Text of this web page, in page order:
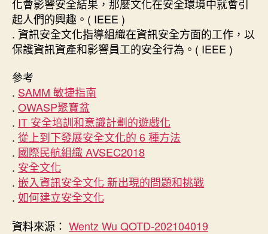
化會影響安全結果，那麼文化在安全環境中就會引
起人們的興趣。( IEEE )
. 資訊安全文化指導組織在資訊安全方面的工作，以
保護資訊資產和影響員工的安全行為。( IEEE )
參考
. SAMM 敏捷指南
. OWASP聚寶盆
. IT 安全培訓和意識計劃的遊戲化
. 從上到下發展安全文化的 6 種方法
. 國際民航組織 AVSEC2018
. 安全文化
. 嵌入資訊安全文化 新出現的問題和挑戰
. 如何建立安全文化
資料來源： Wentz Wu QOTD-202104019